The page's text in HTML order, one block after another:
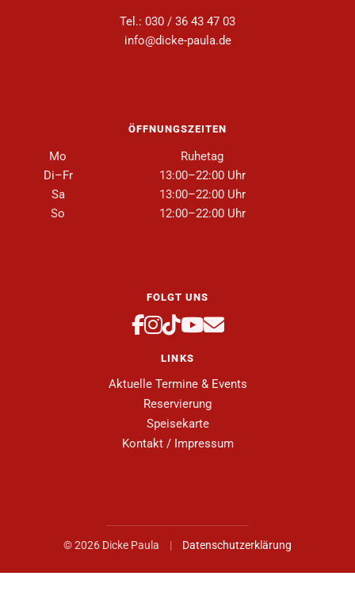
Tel.: 030 / 36 43 47 03
info@dicke-paula.de
ÖFFNUNGSZEITEN
Mo
Ruhetag
Di–Fr
13:00–22:00 Uhr
Sa
13:00–22:00 Uhr
So
12:00–22:00 Uhr
FOLGT UNS
LINKS
Aktuelle Termine & Events
Reservierung
Speisekarte
Kontakt / Impressum
© 2026 Dicke Paula | Datenschutzerklärung